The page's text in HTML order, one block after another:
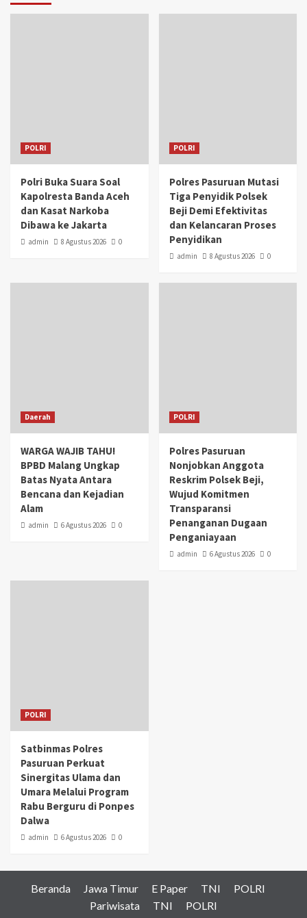
POLRI
Polri Buka Suara Soal
Kapolresta Banda Aceh
dan Kasat Narkoba
Dibawa ke Jakarta
admin 8 Agustus 2026 0
POLRI
Polres Pasuruan Mutasi
Tiga Penyidik Polsek
Beji Demi Efektivitas
dan Kelancaran Proses
Penyidikan
admin 8 Agustus 2026 0
Daerah
WARGA WAJIB TAHU!
BPBD Malang Ungkap
Batas Nyata Antara
Bencana dan Kejadian
Alam
admin 6 Agustus 2026 0
POLRI
Polres Pasuruan
Nonjobkan Anggota
Reskrim Polsek Beji,
Wujud Komitmen
Transparansi
Penanganan Dugaan
Penganiayaan
admin 6 Agustus 2026 0
POLRI
Satbinmas Polres
Pasuruan Perkuat
Sinergitas Ulama dan
Umara Melalui Program
Rabu Berguru di Ponpes
Dalwa
admin 6 Agustus 2026 0
Beranda Jawa Timur E Paper TNI
POLRI
Pariwisata
TNI POLRI